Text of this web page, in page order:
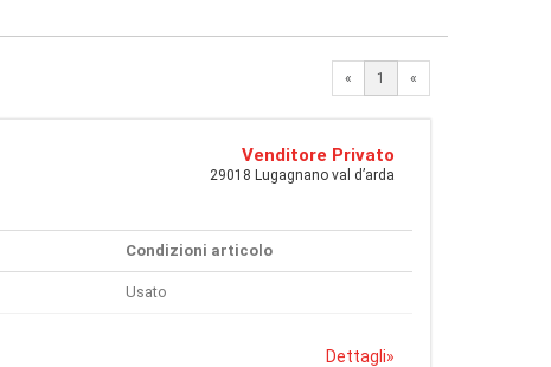
« 1 «
Venditore Privato
29018 Lugagnano val d’arda
Condizioni articolo
Usato
Dettagli»